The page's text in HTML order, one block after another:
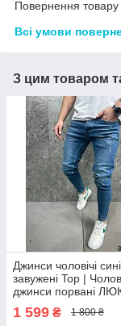
Повернення
Всі умови
З цим товаром
Джинси чоловічі сині
завужені Top |
джинси порвані
1 599 ₴ 1 800 ₴